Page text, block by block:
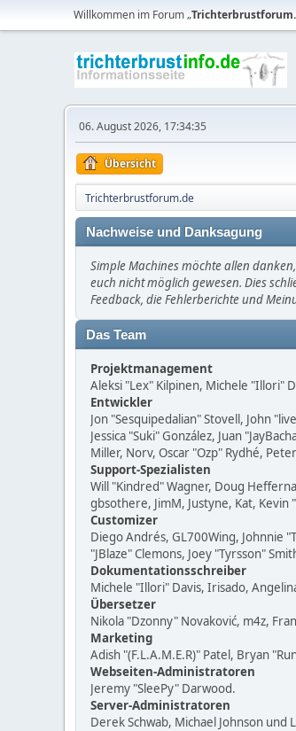
Willkommen im Forum „
06. August 2026, 17:34:35
Übersicht
Trichterbrustforum.de
Nachweise und Danksagung
Simple Machines möchte allen
euch nicht möglich gewesen. Dies
Feedback, die Fehlerberichte und
Das Team
Projektmanagement
Aleksi "Lex" Kilpinen, Michele "Illori"
Entwickler
Jon "Sesquipedalian" Stovell, John
Jessica "Suki" González, Juan
Miller, Norv, Oscar "Ozp" Rydhé,
Support-Spezialisten
Will "Kindred" Wagner, Doug
gbsothere, JimM, Justyne, Kat, Kevin
Customizer
Diego Andrés, GL700Wing, Johnnie
"JBlaze" Clemons, Joey "Tyrsson"
Dokumentationsschreiber
Michele "Illori" Davis, Irisado,
Übersetzer
Nikola "Dzonny" Novaković, m4z,
Marketing
Adish "(F.L.A.M.E.R)" Patel, Bryan
Webseiten-Administratoren
Jeremy "SleePy" Darwood.
Server-Administratoren
Derek Schwab, Michael Johnson und